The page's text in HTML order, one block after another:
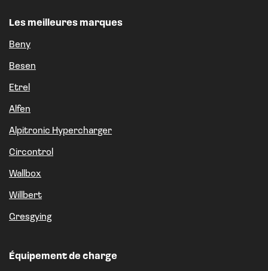
Les meilleures marques
Beny
Besen
Etrel
Alfen
Alpitronic Hypercharger
Circontrol
Wallbox
Willbert
Gresgying
Équipement de charge